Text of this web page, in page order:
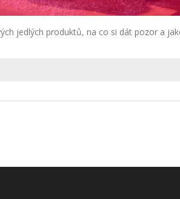
jedlých produktů, na co si dát pozor a